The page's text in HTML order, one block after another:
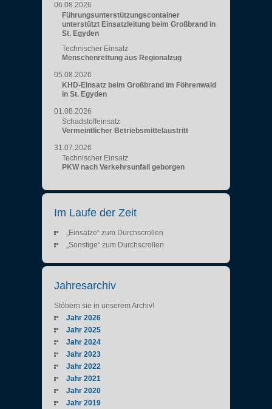
06.08.2026
Führungsunterstützungscontainer
unterstützt Einsatzleitung beim Großbrand in
St. Egyden
Technischer Einsatz
Menschenrettung aus Regionalzug
05.08.2026
KHD-Einsatz beim Großbrand im Föhrenwald
in St. Egyden
01.08.2026
Schadstoffeinsatz
Vermeintlicher Betriebsmittelaustritt
31.07.2026
Technischer Einsatz
PKW nach Verkehrsunfall geborgen
Im Laufe der Zeit
„Einsätze“ zum Durchscrollen
„Sonstige“ zum Durchscrollen
Jahresarchiv
Stöbern sie in unserem Archiv!
Jahr 2026
Jahr 2025
Jahr 2024
Jahr 2023
Jahr 2022
Jahr 2021
Jahr 2020
Jahr 2019